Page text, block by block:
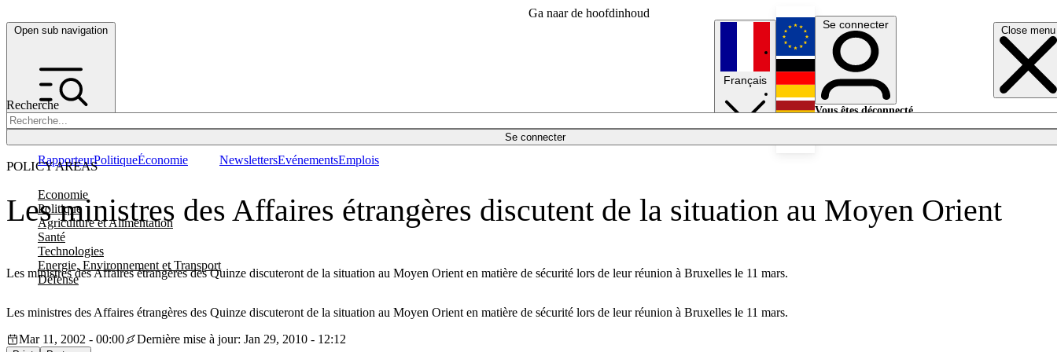
Ga naar de hoofdinhoud
Open sub navigation Close menu
Recherche
Se connecter
POLICY AREAS
Economie
Politique
Agriculture et Alimentation
Santé
Technologies
Energie, Environnement et Transport
Défense
RapporteurPolitiqueÉconomie NewslettersEvénementsEmplois
Français
English
Deutsch
Se connecter
Vous êtes déconnecté.
Les ministres des Affaires étrangères discutent de la situation au Moyen Orient
Les ministres des Affaires étrangères des Quinze discuteront de la situation au Moyen Orient en matière de sécurité lors de leur réunion à Bruxelles le 11 mars.
Les ministres des Affaires étrangères des Quinze discuteront de la situation au Moyen Orient en matière de sécurité lors de leur réunion à Bruxelles le 11 mars.
Mar 11, 2002 - 00:00
Dernière mise à jour: Jan 29, 2010 - 12:12